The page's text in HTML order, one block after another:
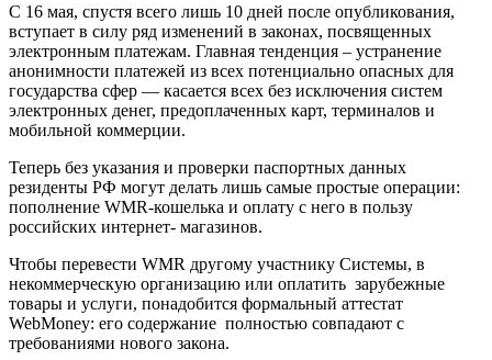
С 16 мая, спустя всего лишь 10 дней после опубликования,
вступает в силу ряд изменений в законах, посвященных
электронным платежам. Главная тенденция – устранение
анонимности платежей из всех потенциально опасных для
государства сфер — касается всех без исключения систем
электронных денег, предоплаченных карт, терминалов и
мобильной коммерции.
Теперь без указания и проверки паспортных данных
резиденты РФ могут делать лишь самые простые операции:
пополнение WMR-кошелька и оплату с него в пользу
российских интернет- магазинов.
Чтобы перевести WMR другому участнику Системы, в
некоммерческую организацию или оплатить зарубежные
товары и услуги, понадобится формальный аттестат
WebMoney: его содержание полностью совпадают с
требованиями нового закона.